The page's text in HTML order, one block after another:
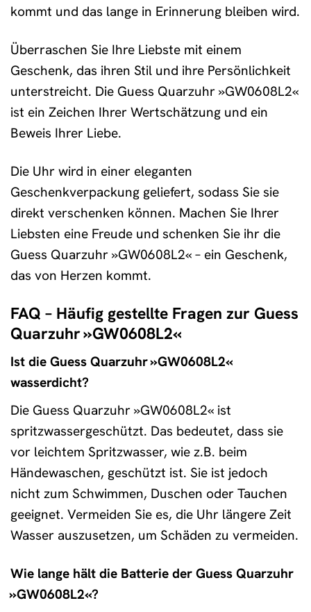
kommt und das lange in Erinnerung bleiben wird.
Überraschen Sie Ihre Liebste mit einem
Geschenk, das ihren Stil und ihre Persönlichkeit
unterstreicht. Die Guess Quarzuhr »GW0608L2«
ist ein Zeichen Ihrer Wertschätzung und ein
Beweis Ihrer Liebe.
Die Uhr wird in einer eleganten
Geschenkverpackung geliefert, sodass Sie sie
direkt verschenken können. Machen Sie Ihrer
Liebsten eine Freude und schenken Sie ihr die
Guess Quarzuhr »GW0608L2« – ein Geschenk,
das von Herzen kommt.
FAQ – Häufig gestellte Fragen zur Guess
Quarzuhr »GW0608L2«
Ist die Guess Quarzuhr »GW0608L2«
wasserdicht?
Die Guess Quarzuhr »GW0608L2« ist
spritzwassergeschützt. Das bedeutet, dass sie
vor leichtem Spritzwasser, wie z.B. beim
Händewaschen, geschützt ist. Sie ist jedoch
nicht zum Schwimmen, Duschen oder Tauchen
geeignet. Vermeiden Sie es, die Uhr längere Zeit
Wasser auszusetzen, um Schäden zu vermeiden.
Wie lange hält die Batterie der Guess Quarzuhr
»GW0608L2«?